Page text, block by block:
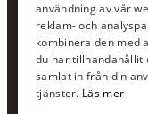
användning av vår
reklam- och
kombinera den med
du har tillhandahållit
samlat in från din
tjänster. Läs mer